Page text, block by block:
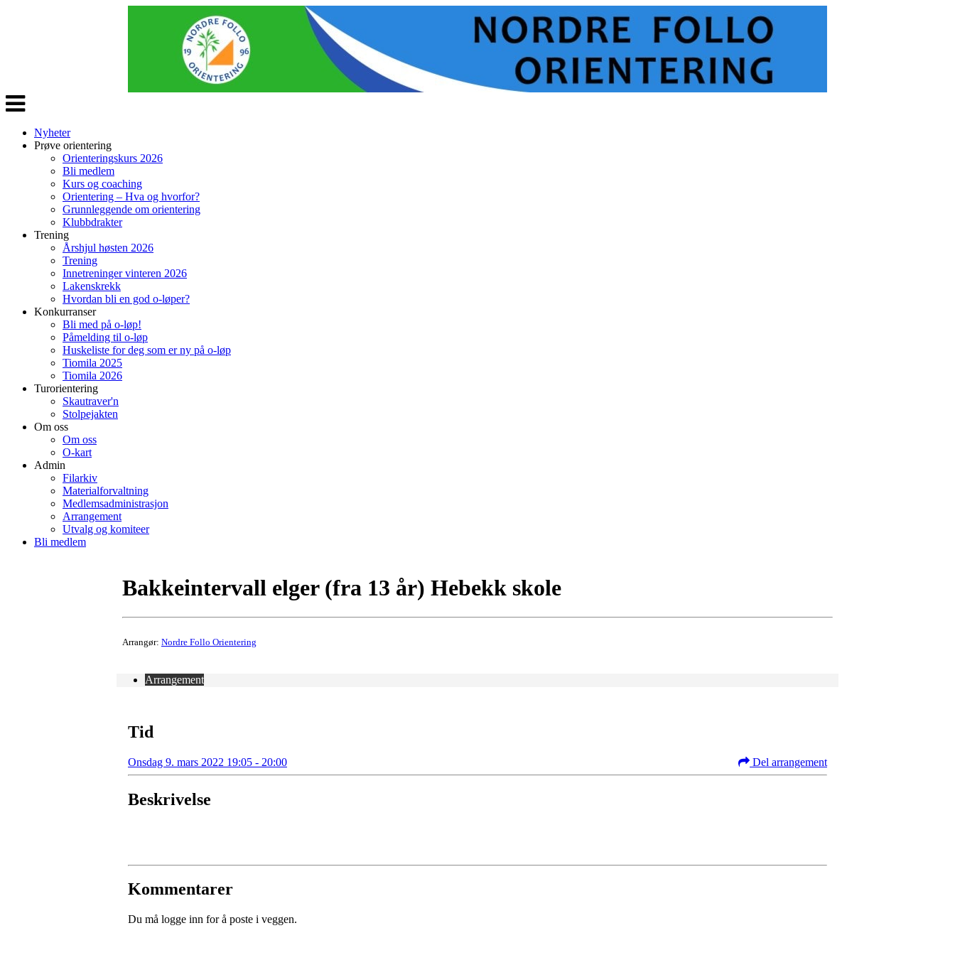
Veksle
navigasjon
Nyheter
Prøve orientering
Orienteringskurs 2026
Bli medlem
Kurs og coaching
Orientering – Hva og hvorfor?
Grunnleggende om orientering
Klubbdrakter
Trening
Årshjul høsten 2026
Trening
Innetreninger vinteren 2026
Lakenskrekk
Hvordan bli en god o-løper?
Konkurranser
Bli med på o-løp!
Påmelding til o-løp
Huskeliste for deg som er ny på o-løp
Tiomila 2025
Tiomila 2026
Turorientering
Skautraver'n
Stolpejakten
Om oss
Om oss
O-kart
Admin
Filarkiv
Materialforvaltning
Medlemsadministrasjon
Arrangement
Utvalg og komiteer
Bli medlem
Bakkeintervall elger (fra 13 år) Hebekk skole
Arrangør: Nordre Follo Orientering
Arrangement
Tid
Onsdag 9. mars 2022 19:05 - 20:00 Del arrangement
Beskrivelse
Kommentarer
Du må logge inn for å poste i veggen.